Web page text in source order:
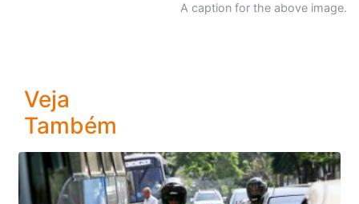
A caption for the above image.
Veja
Também